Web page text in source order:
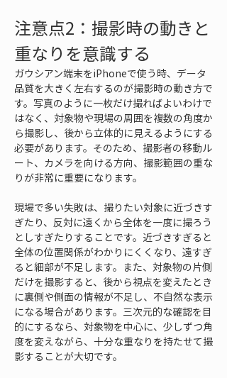
注意点2：撮影時の動きと
重なりを意識する
ガウシアン端末をiPhoneで使う時、データ
品質を大きく左右するのが撮影時の動き方で
す。写真のように一枚だけ撮ればよいわけで
はなく、対象物や現場の周囲を複数の角度か
ら撮影し、後から立体的に見えるようにする
必要があります。そのため、撮影者の移動ル
ート、カメラを向ける方向、撮影範囲の重な
りが非常に重要になります。
現場で多い失敗は、撮りたい対象に近づきす
ぎたり、反対に遠くから全体を一度に撮ろう
としすぎたりすることです。近づきすぎると
全体の位置関係がわかりにくくなり、遠すぎ
ると細部が不足します。また、対象物の片側
だけを撮影すると、後から視点を変えたとき
に裏側や側面の情報が不足し、不自然な表示
になる場合があります。三次元的な確認を目
的にするなら、対象物を中心に、少しずつ角
度を変えながら、十分な重なりを持たせて撮
影することが大切です。